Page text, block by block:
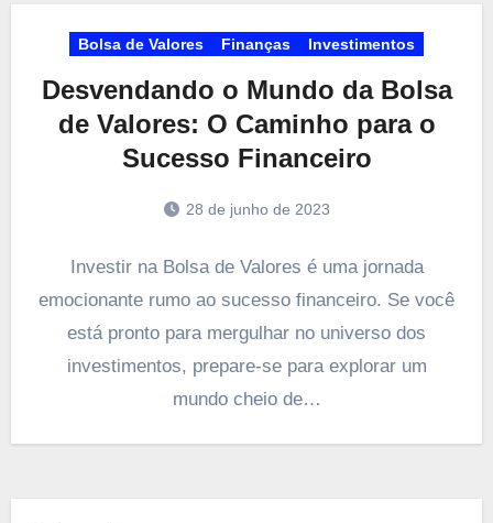
Bolsa de Valores Finanças Investimentos
Desvendando o Mundo da Bolsa
de Valores: O Caminho para o
Sucesso Financeiro
28 de junho de 2023
Investir na Bolsa de Valores é uma jornada
emocionante rumo ao sucesso financeiro. Se você
está pronto para mergulhar no universo dos
investimentos, prepare-se para explorar um
mundo cheio de…